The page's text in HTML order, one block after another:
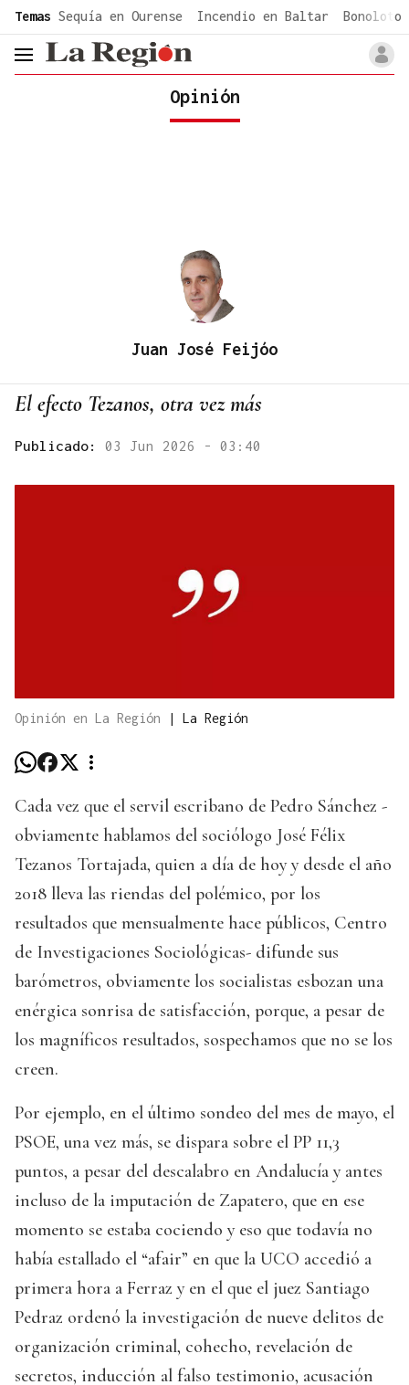
common.go-to-content
Temas Sequía en Ourense Incendio en Baltar Bonoloto
header.menu.open
Opinión
Juan José Feijóo
El efecto Tezanos, otra vez más
Publicado: 03 Jun 2026 - 03:40
Opinión en La Región | La Región
Cada vez que el servil escribano de Pedro Sánchez -
obviamente hablamos del sociólogo José Félix
Tezanos Tortajada, quien a día de hoy y desde el año
2018 lleva las riendas del polémico, por los
resultados que mensualmente hace públicos, Centro
de Investigaciones Sociológicas- difunde sus
barómetros, obviamente los socialistas esbozan una
enérgica sonrisa de satisfacción, porque, a pesar de
los magníficos resultados, sospechamos que no se los
creen.
Por ejemplo, en el último sondeo del mes de mayo, el
PSOE, una vez más, se dispara sobre el PP 11,3
puntos, a pesar del descalabro en Andalucía y antes
incluso de la imputación de Zapatero, que en ese
momento se estaba cociendo y eso que todavía no
había estallado el “afair” en que la UCO accedió a
primera hora a Ferraz y en el que el juez Santiago
Pedraz ordenó la investigación de nueve delitos de
organización criminal, cohecho, revelación de
secretos, inducción al falso testimonio, acusación